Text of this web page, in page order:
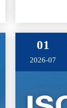
01
2026-07